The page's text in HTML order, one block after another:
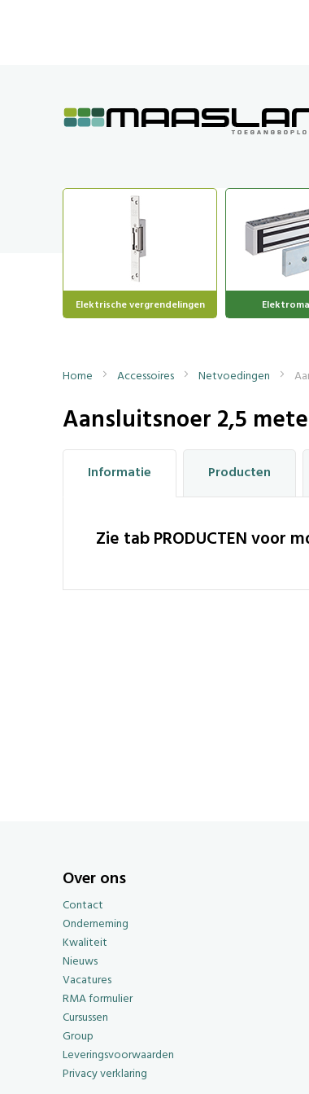
INHOUD
Elektrische vergrendelingen
Home Accessoires Netvoedingen
Aansluitsnoer 2,5
Informatie Producten
Zie tab PRODUCTEN voor
Over ons
Contact
Onderneming
Kwaliteit
Nieuws
Vacatures
RMA formulier
Cursussen
Group
Leveringsvoorwaarden
Privacy verklaring